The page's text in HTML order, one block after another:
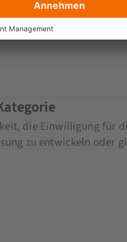
die Einwilligung für
zu entwickeln oder